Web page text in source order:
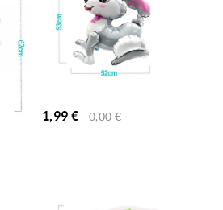
1,99 € 0,00€